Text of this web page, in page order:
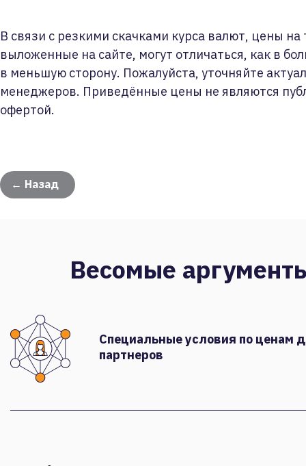
В связи с резкими скачками курса валют, цены на
выложенные на сайте, могут отличаться, как в
в меньшую сторону. Пожалуйста, уточняйте
менеджеров. Приведённые цены не являются
офертой.
← Назад
Весомые
Специальные условия по ценам
партнеров